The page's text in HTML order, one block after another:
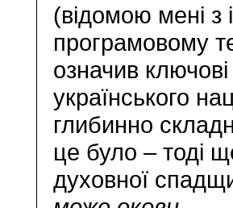
(відомою мені з
програмовому
означив
українського
глибинно
це було – тоді
духовної